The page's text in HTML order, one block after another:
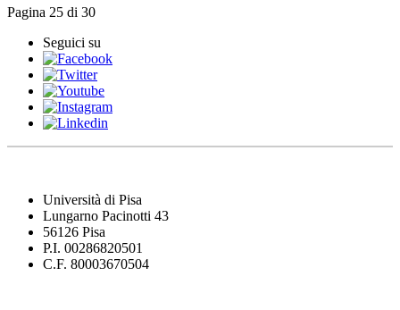
Pagina 25 di 30
Seguici su
Università di Pisa
Lungarno Pacinotti 43
56126 Pisa
P.I. 00286820501
C.F. 80003670504